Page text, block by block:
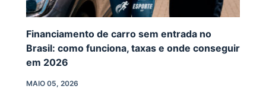
Financiamento de carro sem entrada no
Brasil: como funciona, taxas e onde conseguir
em 2026
MAIO 05, 2026